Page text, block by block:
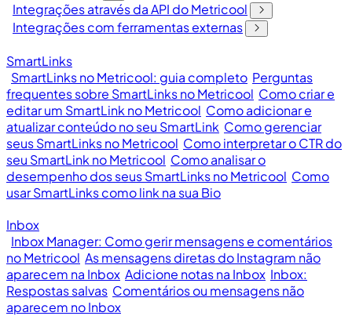
Integrações através da API do Metricool
Integrações com ferramentas externas
SmartLinks
SmartLinks no Metricool: guia completo Perguntas
frequentes sobre SmartLinks no Metricool Como criar e
editar um SmartLink no Metricool Como adicionar e
atualizar conteúdo no seu SmartLink Como gerenciar
seus SmartLinks no Metricool Como interpretar o CTR do
seu SmartLink no Metricool Como analisar o
desempenho dos seus SmartLinks no Metricool Como
usar SmartLinks como link na sua Bio
Inbox
Inbox Manager: Como gerir mensagens e comentários
no Metricool As mensagens diretas do Instagram não
aparecem na Inbox Adicione notas na Inbox Inbox:
Respostas salvas Comentários ou mensagens não
aparecem no Inbox